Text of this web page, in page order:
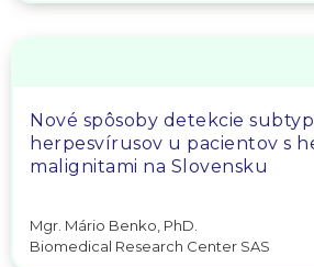
Nové spôsoby detekcie
herpesvírusov u pacientov s
malignitami na Slovensku
Mgr. Mário Benko, PhD.
Biomedical Research Center SAS